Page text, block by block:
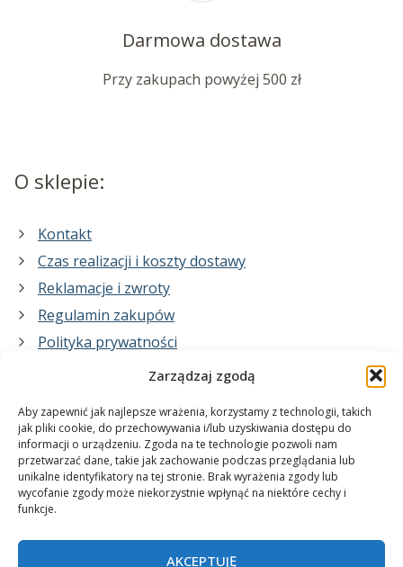
Zarządzaj zgodą
Aby zapewnić jak najlepsze wrażenia, korzystamy z technologii, takich
jak pliki cookie, do przechowywania i/lub uzyskiwania dostępu do
informacji o urządzeniu. Zgoda na te technologie pozwoli nam
przetwarzać dane, takie jak zachowanie podczas przeglądania lub
unikalne identyfikatory na tej stronie. Brak wyrażenia zgody lub
wycofanie zgody może niekorzystnie wpłynąć na niektóre cechy i
funkcje.
AKCEPTUJĘ
Darmowa dostawa
Przy zakupach powyżej 500 zł
O sklepie:
Kontakt
Czas realizacji i koszty dostawy
Reklamacje i zwroty
Regulamin zakupów
Polityka prywatności
Co zrobimy dla Ciebie:
projekty plakatów na zamówienie
wydrukuj swój plakat